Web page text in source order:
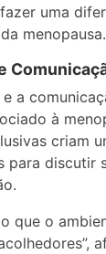
uma
menopausa.
a
à
criam
para discutir
que o